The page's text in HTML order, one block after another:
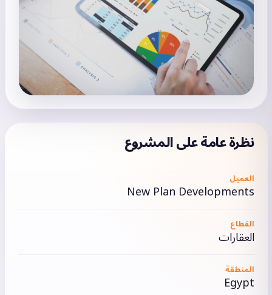
نظرة عامة على المشروع
العميل
New Plan Developments
القطاع
العقارات
المنطقة
Egypt